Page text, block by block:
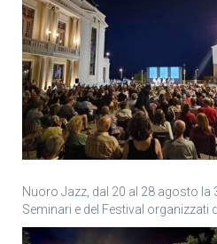
Nuoro Jazz, dal 20 al 28 agosto la
Seminari e del Festival organizzati